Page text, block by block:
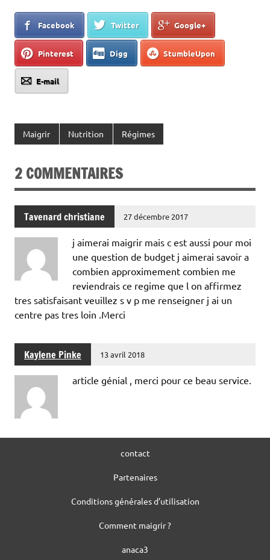
Facebook Twitter Google+
Pinterest Digg StumbleUpon
E-mail
Maigrir Nutrition Régimes
2 COMMENTAIRES
Tavenard christiane 27 décembre 2017
j aimerai maigrir mais c est aussi pour moi
une question de budget j aimerai savoir a
combien approximement combien me
reviendrais ce regime que l on affirmez
tres satisfaisant veuillez s v p me renseigner j ai un
centre pas tres loin .Merci
Kaylene Pinke 13 avril 2018
article génial , merci pour ce beau service.
contact
Partenaires
Conditions générales d’utilisation
Comment maigrir ?
anaca3